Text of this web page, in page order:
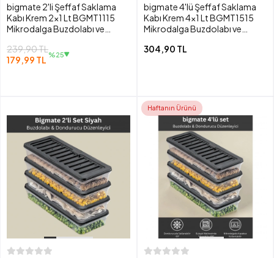
bigmate 2'li Şeffaf Saklama
Kabı Krem 2x1 Lt BGMT1115
Mikrodalga Buzdolabı ve
239,90 TL
179,99 TL %25
bigmate 4'lü Şeffaf Saklama
Kabı Krem 4x1 Lt BGMT1515
Mikrodalga Buzdolabı ve
304,90 TL
Haftanın Ürünü